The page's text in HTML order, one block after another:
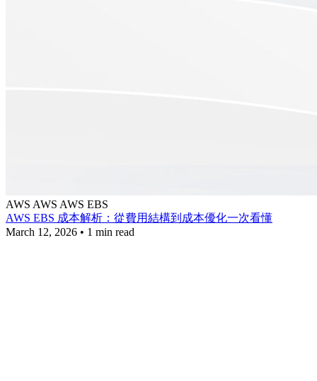
AWS AWS AWS EBS
AWS EBS 成本解析：從費用結構到成本優化一次看懂
March 12, 2026 • 1 min read